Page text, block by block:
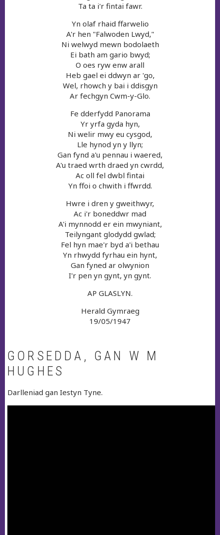
Ta ta i'r fintai fawr.
Yn olaf rhaid ffarwelio
A'r hen "Falwoden Lwyd,"
Ni welwyd mewn bodolaeth
Ei bath am gario bwyd;
O oes ryw enw arall
Heb gael ei ddwyn ar 'go,
Wel, rhowch y bai i ddisgyn
Ar fechgyn Cwm-y-Glo.
Fe dderfydd Panorama
Yr yrfa gyda hyn,
Ni welir mwy eu cysgod,
Lle hynod yn y llyn;
Gan fynd a'u pennau i waered,
A'u traed wrth draed yn cwrdd,
Ac oll fel dwbl fintai
Yn ffoi o chwith i ffwrdd.
Hwre i dren y gweithwyr,
Ac i'r boneddwr mad
A'i mynnodd er ein mwyniant,
Teilyngant glodydd gwlad;
Fel hyn mae'r byd a'i bethau
Yn rhwydd fyrhau ein hynt,
Gan fyned ar olwynion
I'r pen yn gynt, yn gynt.
AP GLASLYN.
Herald Gymraeg
19/05/1947
GORSEDDA, GAN W M
HUGHES
Darlleniad gan Iestyn Tyne.